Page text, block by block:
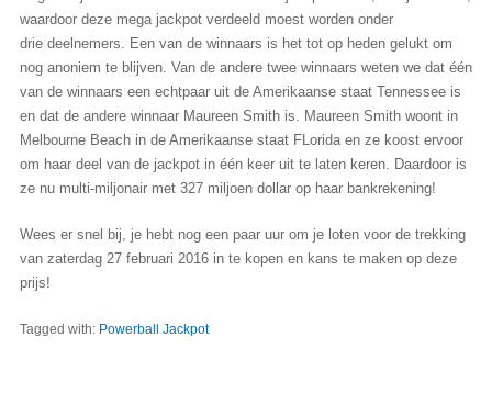
waardoor deze mega jackpot verdeeld moest worden onder
drie deelnemers. Een van de winnaars is het tot op heden gelukt om
nog anoniem te blijven. Van de andere twee winnaars weten we dat één
van de winnaars een echtpaar uit de Amerikaanse staat Tennessee is
en dat de andere winnaar Maureen Smith is. Maureen Smith woont in
Melbourne Beach in de Amerikaanse staat FLorida en ze koost ervoor
om haar deel van de jackpot in één keer uit te laten keren. Daardoor is
ze nu multi-miljonair met 327 miljoen dollar op haar bankrekening!
Wees er snel bij, je hebt nog een paar uur om je loten voor de trekking
van zaterdag 27 februari 2016 in te kopen en kans te maken op deze
prijs!
Tagged with: Powerball Jackpot